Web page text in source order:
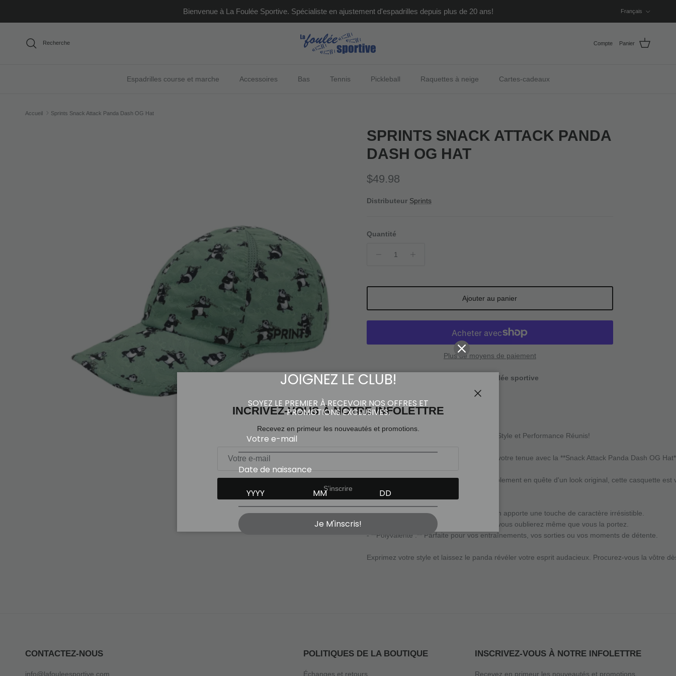
Bienvenue à La Foulée Sportive. Spécialiste en ajustement d'espadrilles depuis plus de 20 ans!
Français
Recherche Compte Panier
Espadrilles course et marche Accessoires Bas Tennis Pickleball Raquettes à neige Cartes-cadeaux
Accueil Sprints Snack Attack Panda Dash OG Hat
SPRINTS SNACK ATTACK PANDA
DASH OG HAT
Prix habituel
$49.98
Distributeur Sprints
Quantité
Ajouter au panier
Plus de moyens de paiement
Service de retrait disponible à La foulée sportive
Voir les informations de la boutique
### Snack Attack Panda Dash OG Hat – Style et Performance Réunis!
Ajoutez une touche d'audace et de fun à votre tenue avec la **Snack Attack Panda Dash OG
Que vous soyez en pleine course ou simplement en quête d'un look original, cette casquette
**Pourquoi vous allez l'adorer :**
- **Design original :** Le motif Panda Dash apporte une touche de caractère irrésistible.
- **Confort incomparable :** Ultra légère, vous oublierez même que vous la portez.
- **Polyvalente :** Parfaite pour vos entraînements, vos sorties ou vos moments de détente.
CONTACTEZ-NOUS
info@lafouleesportive.com
POLITIQUES DE LA BOUTIQUE
Échanges et retours
INSCRIVEZ-VOUS À NOTRE INFOLETTRE
Recevez en primeur les nouveautés et promotions.
INCRIVEZ-VOUS À NOTRE INFOLETTRE
Recevez en primeur les nouveautés et promotions.
S’inscrire
JOIGNEZ LE CLUB!
SOYEZ LE PREMIER À RECEVOIR NOS OFFRES ET
PROMOTIONS EXCLUSIVES.
Date de naissance
Je M'inscris!